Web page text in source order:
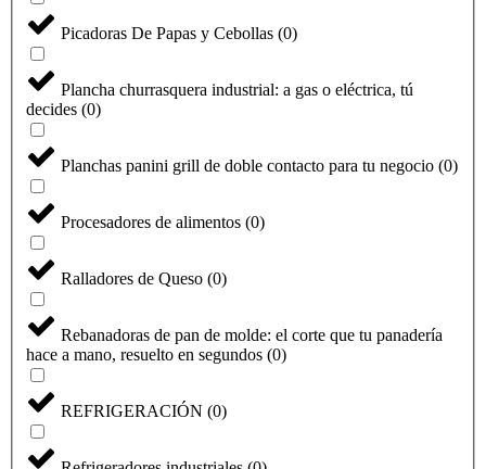
Picadoras De Papas y Cebollas (0)
Plancha churrasquera industrial: a gas o eléctrica, tú
decides (0)
Planchas panini grill de doble contacto para tu negocio (0)
Procesadores de alimentos (0)
Ralladores de Queso (0)
Rebanadoras de pan de molde: el corte que tu panadería
hace a mano, resuelto en segundos (0)
REFRIGERACIÓN (0)
¿Cómo calificarías tu experiencia?
Seleccione
una
opción
de
1
a
5
No fue buena